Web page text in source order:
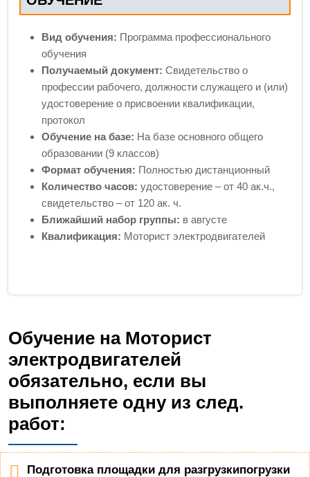
Вид обучения: Программа профессионального
обучения
Получаемый документ: Свидетельство о
профессии рабочего, должности служащего и (или)
удостоверение о присвоении квалификации,
протокол
Обучение на базе: На базе основного общего
образовании (9 классов)
Формат обучения: Полностью дистанционный
Количество часов: удостоверение – от 40 ак.ч.,
свидетельство – от 120 ак. ч.
Ближайший набор группы: в августе
Квалификация: Моторист электродвигателей
Обучение на Моторист
электродвигателей
обязательно, если вы
выполняете одну из след.
работ:
Подготовка площадки для разгрузкипогрузки